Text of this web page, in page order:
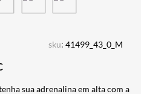
sku: 41499_43_0_M
sua adrenalina em alta com a